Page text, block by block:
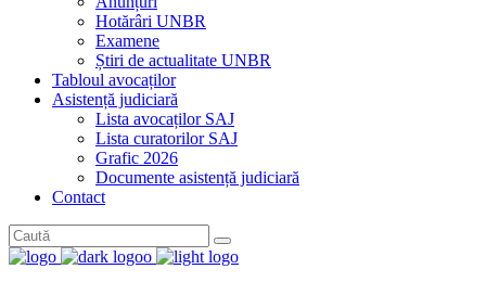
Hotărâri UNBR
Examene
Știri de actualitate UNBR
Tabloul avocaților
Asistență judiciară
Lista avocaților SAJ
Lista curatorilor SAJ
Grafic 2026
Documente asistență judiciară
Contact